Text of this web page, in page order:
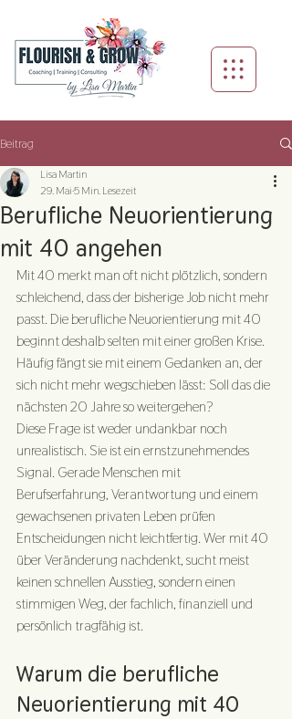
Beitrag
Berufliche Neuorientierung
mit 40 angehen
Lisa Martin
29. Mai5 Min. Lesezeit
Mit 40 merkt man oft nicht plötzlich, sondern
schleichend, dass der bisherige Job nicht mehr
passt. Die berufliche Neuorientierung mit 40
beginnt deshalb selten mit einer großen Krise.
Häufig fängt sie mit einem Gedanken an, der
sich nicht mehr wegschieben lässt: Soll das die
nächsten 20 Jahre so weitergehen?
Diese Frage ist weder undankbar noch
unrealistisch. Sie ist ein ernstzunehmendes
Signal. Gerade Menschen mit
Berufserfahrung, Verantwortung und einem
gewachsenen privaten Leben prüfen
Entscheidungen nicht leichtfertig. Wer mit 40
über Veränderung nachdenkt, sucht meist
keinen schnellen Ausstieg, sondern einen
stimmigen Weg, der fachlich, finanziell und
persönlich tragfähig ist.
Warum die berufliche
Neuorientierung mit 40